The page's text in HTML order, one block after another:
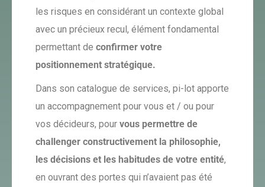
les risques en considérant un contexte global
avec un précieux recul, élément fondamental
permettant de confirmer votre
positionnement stratégique.
Dans son catalogue de services, pi-lot apporte
un accompagnement pour vous et / ou pour
vos décideurs, pour vous permettre de
challenger constructivement la philosophie,
les décisions et les habitudes de votre entité,
en ouvrant des portes qui n’avaient pas été